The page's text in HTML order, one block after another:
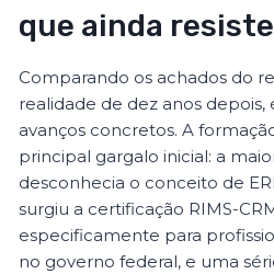
que ainda
Comparando os achados do
realidade de dez anos depois,
avanços concretos. A
principal gargalo inicial: a
desconhecia o conceito de
surgiu a certificação RIMS-
especificamente para
no governo federal, e uma